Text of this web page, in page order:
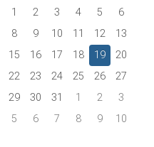
1 2 3 4 5
6
8 9 10 11 12
13
15 16 17 18 19
20
22 23 24 25 26
27
29 30 31 1 2
3
5 6 7 8 9 10